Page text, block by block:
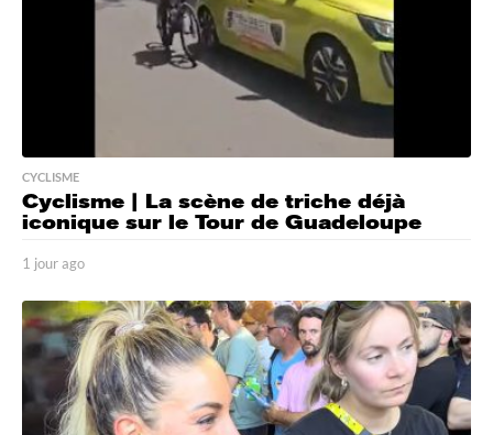
CYCLISME
Cyclisme | La scène de triche déjà
iconique sur le Tour de Guadeloupe
1 jour ago
o
u
r
a
g
o